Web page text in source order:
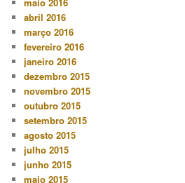
abril 2016
março 2016
fevereiro 2016
janeiro 2016
dezembro 2015
novembro 2015
outubro 2015
setembro 2015
agosto 2015
julho 2015
junho 2015
maio 2015